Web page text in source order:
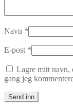
Navn *
E-post *
Lagre mitt navn,
gang jeg